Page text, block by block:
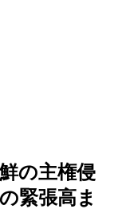
の主権侵
緊張高ま